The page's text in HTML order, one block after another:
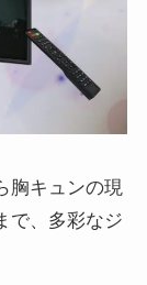
胸キュンの現
で、多彩なジ